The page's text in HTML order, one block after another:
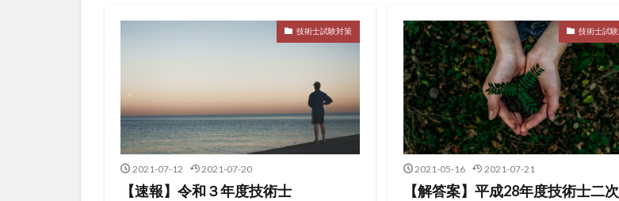
技術士試験対策
2021-07-12 2021-07-20
【速報】令和３年度技術士
技術士試
2021-05-16 2021-07-21
【解答案】平成28年度技術士二